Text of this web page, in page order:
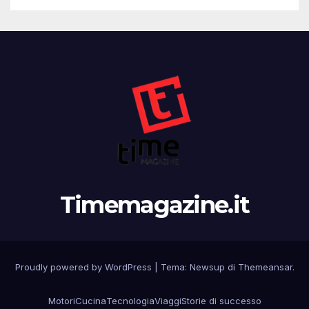
Timemagazine.it
Proudly powered by WordPress Tema: Newsup di Themeansar.
MotoriCucinaTecnologiaViaggiStorie di successo